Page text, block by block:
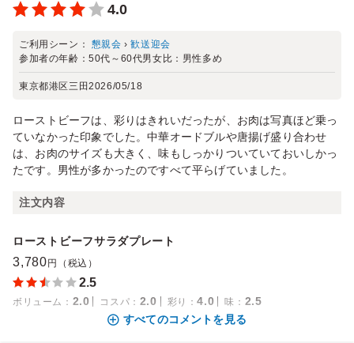
4.0
ご利用シーン： 懇親会 ›歓送迎会
参加者の年齢：50代～60代男女比： 男性多め
東京都港区三田2026/05/18
ローストビーフは、彩りはきれいだったが、お肉は写真ほど乗っ
ていなかった印象でした。中華オードブルや唐揚げ盛り合わせ
は、お肉のサイズも大きく、味もしっかりついていておいしかっ
たです。男性が多かったのですべて平らげていました。
注文内容
ローストビーフサラダプレート
3,780 円（税込）
2.5
ボリューム ： 2.0 コスパ ： 2.0 彩り ：4.0 味 ： 2.5
すべてのコメントを見る